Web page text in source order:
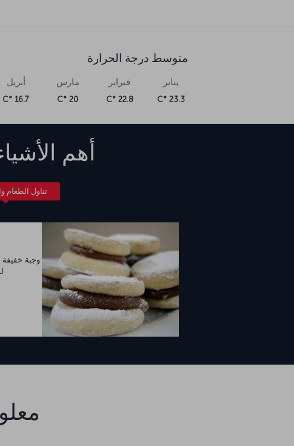
متوسط درجة الحرارة
يناير
23.3 °C
فبراير
22.8 °C
مارس
20 °C
أبريل
16.7 °C
أهم
تناول الطعام
وجبة